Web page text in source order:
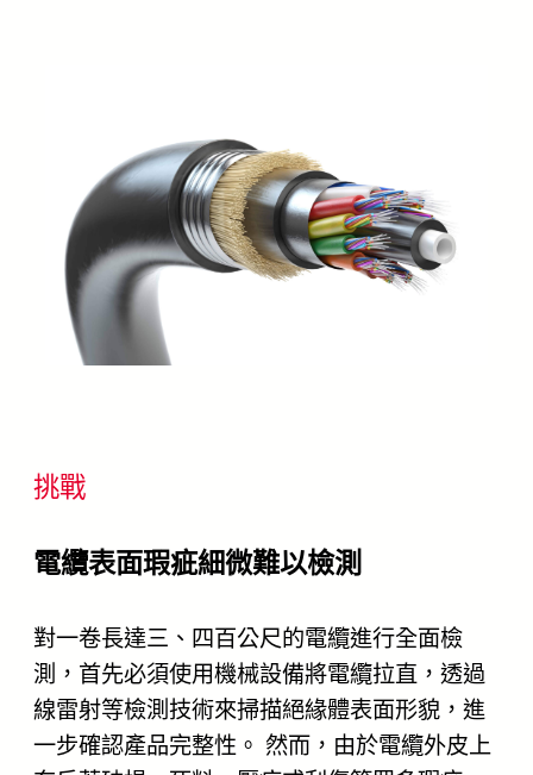
挑戰
電纜表面瑕疵細微難以檢測
對一卷長達三、四百公尺的電纜進行全面檢
測，首先必須使用機械設備將電纜拉直，透過
線雷射等檢測技術來掃描絕緣體表面形貌，進
一步確認產品完整性。 然而，由於電纜外皮上